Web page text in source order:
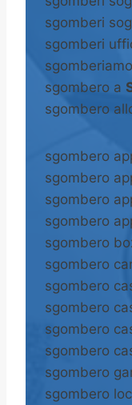
sgomberi
sgomberi
sgomberiamo
sgombero a
sgombero
sgombero
sgombero
sgombero
sgombero
sgombero
sgombero
sgombero
sgombero
sgombero
sgombero
sgombero
sgombero